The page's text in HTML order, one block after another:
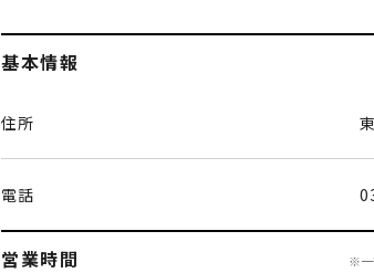
基本情報
住所
電話
営業時間 ※一